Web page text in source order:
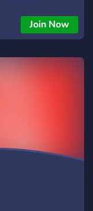
Join Now